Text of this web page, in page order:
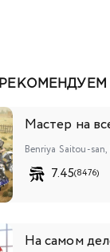
РЕКОМЕНДУЕМ
Benriya Saitou-
7.45(8476)
На самом